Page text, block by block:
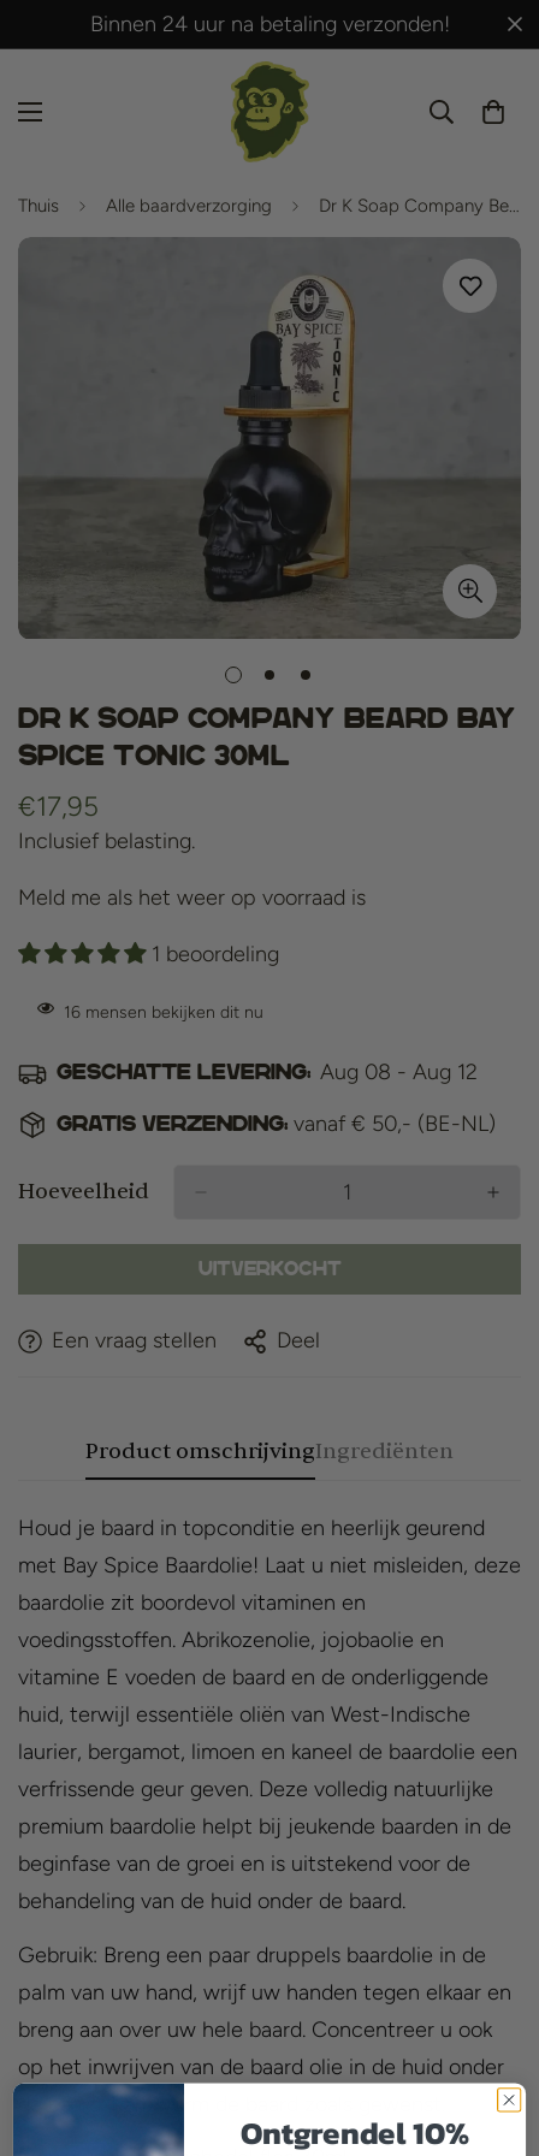
Binnen 24 uur na betaling verzonden!
Thuis Alle baardverzorging Dr K Soap Company Beard Bay Spice Tonic 30ml
Dr K Soap Company Beard Bay
Spice Tonic 30ml
Normale
prijs
€17,95
Inclusief belasting.
Meld me als het weer op voorraad is
1 beoordeling
16 mensen bekijken dit nu
Geschatte levering: Aug 08 - Aug 12
Gratis verzending: vanaf € 50,- (BE-NL)
Hoeveelheid
Uitverkocht
Een vraag stellen Deel
Product omschrijvingIngrediënten
Houd je baard in topconditie en heerlijk geurend
met Bay Spice Baardolie! Laat u niet misleiden, deze
baardolie zit boordevol vitaminen en
voedingsstoffen. Abrikozenolie, jojobaolie en
vitamine E voeden de baard en de onderliggende
huid, terwijl essentiële oliën van West-Indische
laurier, bergamot, limoen en kaneel de baardolie een
verfrissende geur geven. Deze volledig natuurlijke
premium baardolie helpt bij jeukende baarden in de
beginfase van de groei en is uitstekend voor de
behandeling van de huid onder de baard.
Gebruik: Breng een paar druppels baardolie in de
palm van uw hand, wrijf uw handen tegen elkaar en
breng aan over uw hele baard. Concentreer u ook
op het inwrijven van de baard olie in de huid onder
de baard. Kam/vorm de baard zoals gewenst.
Ontgrendel 10%